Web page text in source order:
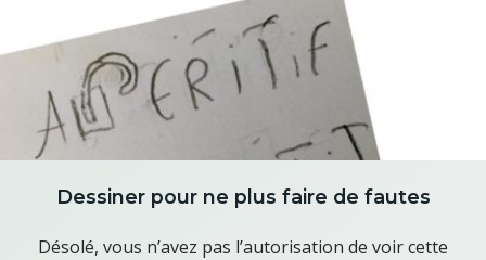
Dessiner pour ne plus faire de fautes
Désolé, vous n’avez pas l’autorisation de voir cette